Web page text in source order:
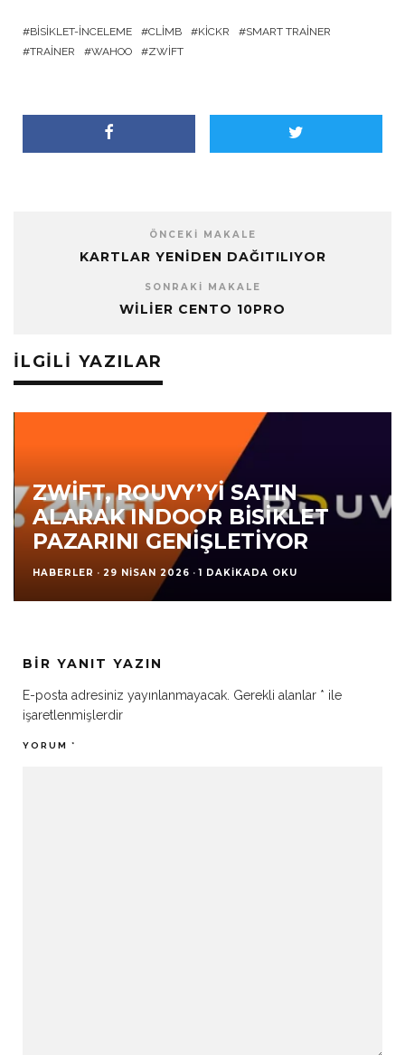
BISIKLET-INCELEME CLIMB KICKR
SMART TRAINER
TRAINER
WAHOO ZWIFT
ÖNCEKI MAKALE
KARTLAR YENIDEN DAĞITILIYOR
SONRAKI MAKALE
WILIER CENTO 10PRO
İLGILI YAZILAR
ZWIFT, ROUVY’YI SATIN
ALARAK INDOOR BISIKLET
PAZARINI GENIŞLETIYOR
HABERLER · 29 NISAN 2026 · 1 DAKIKADA OKU
BIR YANIT YAZIN
E-posta adresiniz yayınlanmayacak. Gerekli alanlar * ile
işaretlenmişlerdir
YORUM *